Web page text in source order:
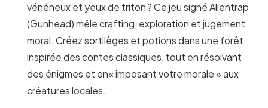
vénéneux et yeux de triton ? Ce jeu signé Alientrap
(Gunhead) mêle crafting, exploration et jugement
moral. Créez sortilèges et potions dans une forêt
inspirée des contes classiques, tout en résolvant
des énigmes et en« imposant votre morale » aux
créatures locales.